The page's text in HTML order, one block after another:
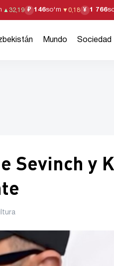
▲ 32,19 ₽ 146so'm ▼ 0,18 ¥ 1 766
Mundo Sociedad
Sevinch y